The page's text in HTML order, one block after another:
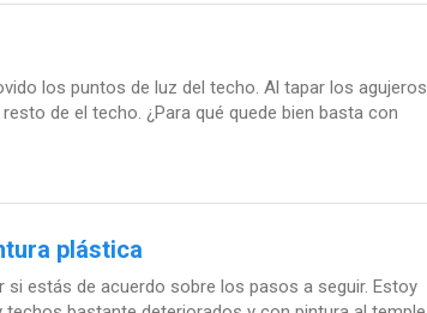
los puntos de luz del techo. Al tapar los agujeros
de el techo. ¿Para qué quede bien basta con
plástica
estás de acuerdo sobre los pasos a seguir. Estoy